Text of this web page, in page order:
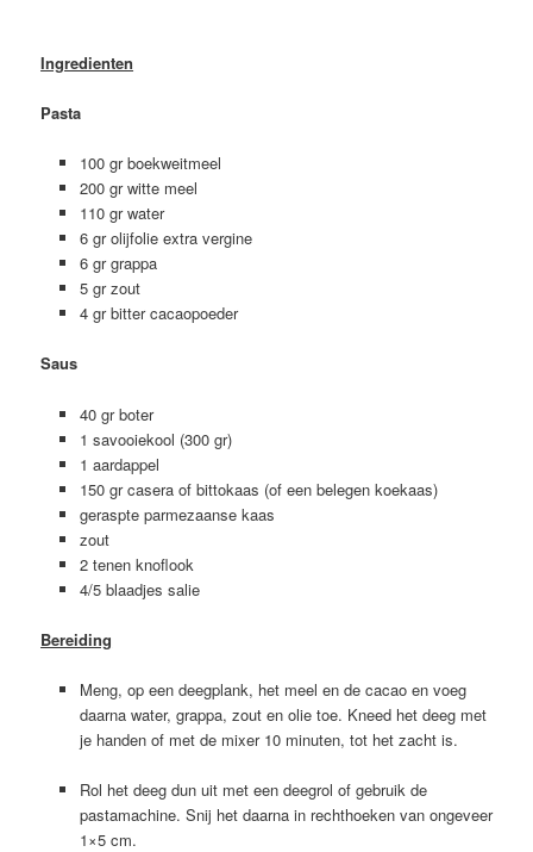
Ingredienten
Pasta
100 gr boekweitmeel
200 gr witte meel
110 gr water
6 gr olijfolie extra vergine
6 gr grappa
5 gr zout
4 gr bitter cacaopoeder
Saus
40 gr boter
1 savooiekool (300 gr)
1 aardappel
150 gr casera of bittokaas (of een belegen koekaas)
geraspte parmezaanse kaas
zout
2 tenen knoflook
4/5 blaadjes salie
Bereiding
Meng, op een deegplank, het meel en de cacao en voeg
daarna water, grappa, zout en olie toe. Kneed het deeg met
je handen of met de mixer 10 minuten, tot het zacht is.
Rol het deeg dun uit met een deegrol of gebruik de
pastamachine. Snij het daarna in rechthoeken van ongeveer
1×5 cm.